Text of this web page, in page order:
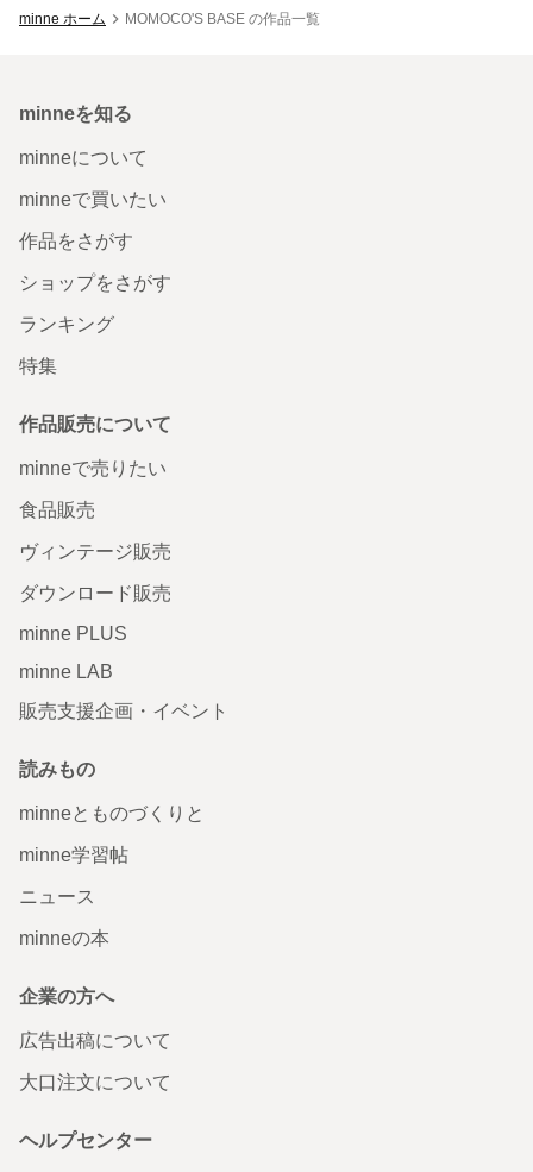
minne ホーム MOMOCO'S BASE の作品一覧
minneを知る
minneについて
minneで買いたい
作品をさがす
ショップをさがす
ランキング
特集
作品販売について
minneで売りたい
食品販売
ヴィンテージ販売
ダウンロード販売
minne PLUS
minne LAB
販売支援企画・イベント
読みもの
minneとものづくりと
minne学習帖
ニュース
minneの本
企業の方へ
広告出稿について
大口注文について
ヘルプセンター